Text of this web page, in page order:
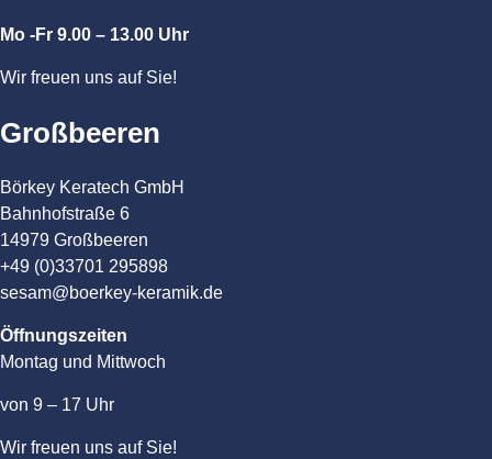
Mo -Fr 9.00 – 13.00 Uhr
Wir freuen uns auf Sie!
Großbeeren
Börkey Keratech GmbH
Bahnhofstraße 6
14979 Großbeeren
+49 (0)33701 295898
sesam@boerkey-keramik.de
Öffnungszeiten
Montag und Mittwoch
von 9 – 17 Uhr
Wir freuen uns auf Sie!